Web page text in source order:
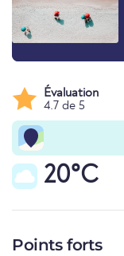
Évaluation
4.7 de 5
20°C
Points forts